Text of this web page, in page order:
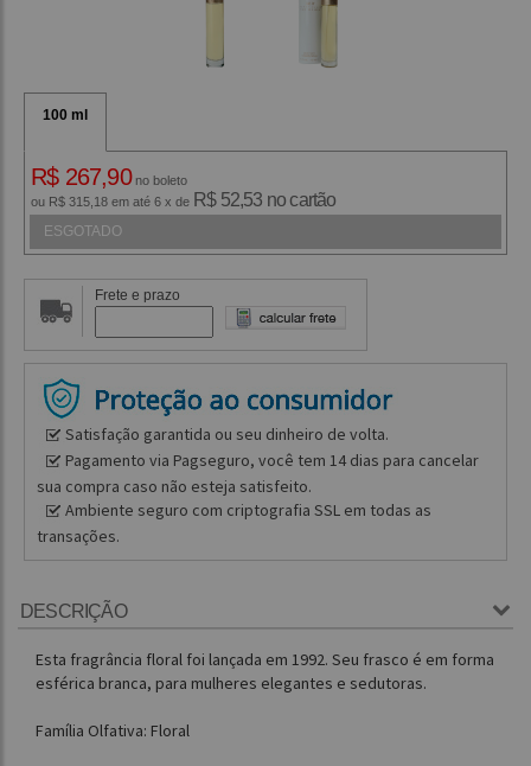
100 ml
R$ 267,90no boleto
ou R$ 315,18 em até 6 x de R$ 52,53 no cartão
ESGOTADO
Frete e prazo
Satisfação garantida ou seu dinheiro de volta.
Pagamento via Pagseguro, você tem 14 dias para cancelar
sua compra caso não esteja satisfeito.
Ambiente seguro com criptografia SSL em todas as
transações.
DESCRIÇÃO
Esta fragrância floral foi lançada em 1992. Seu frasco é em forma
esférica branca, para mulheres elegantes e sedutoras.
Família Olfativa: Floral